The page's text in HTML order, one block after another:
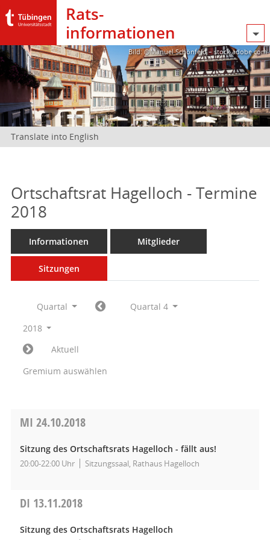
Rats­
informationen
Bild: @Manuel Schönfeld – stock.adobe.com
Translate into English
Ortschaftsrat Hagelloch - Termine
2018
Informationen Mitglieder
Sitzungen
Quartal
Quartal 4
2018
Aktuell
Gremium auswählen
MI 24.10.2018
Sitzung des Ortschaftsrats Hagelloch - fällt aus!
20:00-22:00 Uhr Sitzungssaal, Rathaus Hagelloch
DI 13.11.2018
Sitzung des Ortschaftsrats Hagelloch